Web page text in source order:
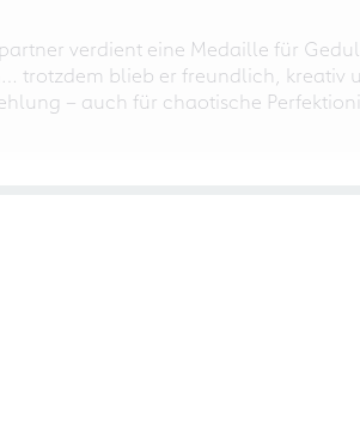
verdient eine Medaille für
blieb er freundlich, kreativ
– auch für chaotische